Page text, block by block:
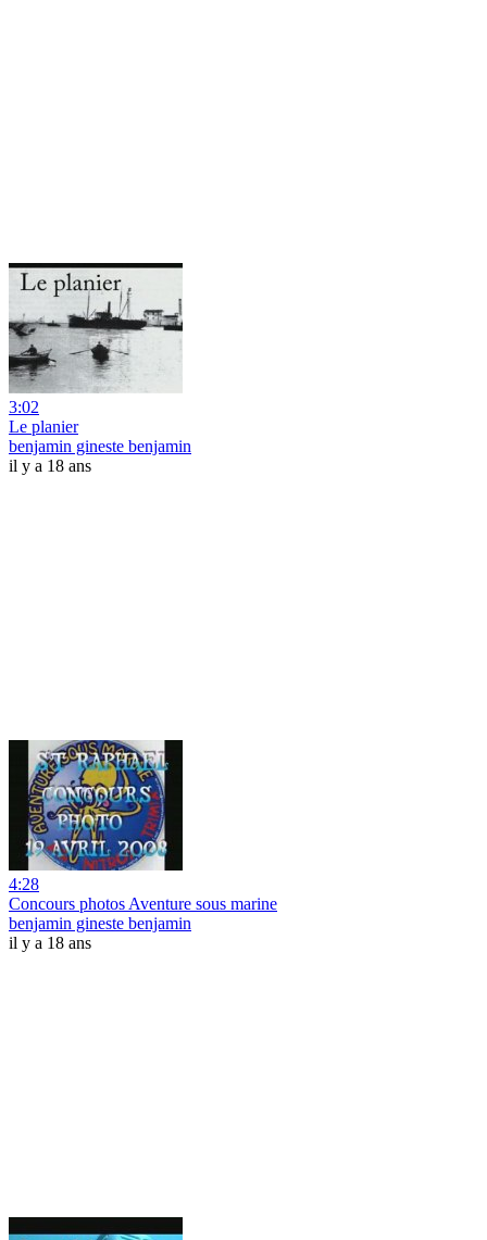
3:02
Le planier
benjamin gineste benjamin
il y a 18 ans
4:28
Concours photos Aventure sous marine
benjamin gineste benjamin
il y a 18 ans